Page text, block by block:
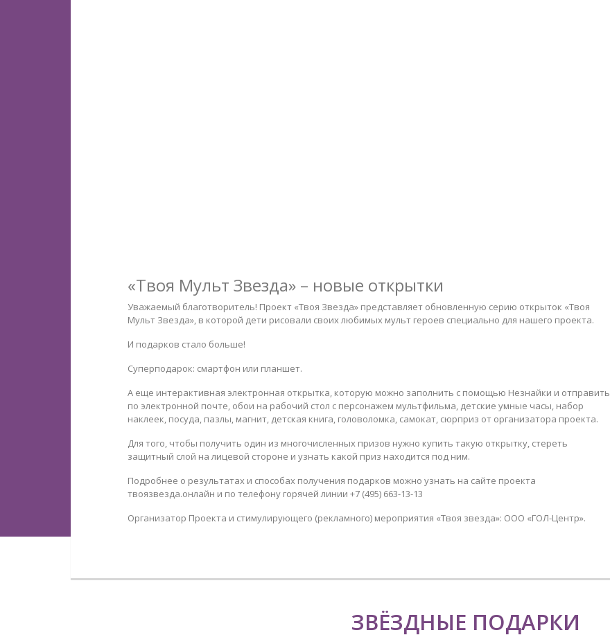
«Твоя Мульт Звезда» – новые открытки
Уважаемый благотворитель! Проект «Твоя Звезда» представляет обновленную серию открыток «Твоя
Мульт Звезда», в которой дети рисовали своих любимых мульт героев специально для нашего проекта.
И подарков стало больше!
Суперподарок: смартфон или планшет.
А еще интерактивная электронная открытка, которую можно заполнить с помощью Незнайки и отправить
по электронной почте, обои на рабочий стол с персонажем мультфильма, детские умные часы, набор
наклеек, посуда, пазлы, магнит, детская книга, головоломка, самокат, сюрприз от организатора проекта.
Для того, чтобы получить один из многочисленных призов нужно купить такую открытку, стереть
защитный слой на лицевой стороне и узнать какой приз находится под ним.
Подробнее о результатах и способах получения подарков можно узнать на сайте проекта
твоязвезда.онлайн и по телефону горячей линии +7 (495) 663-13-13
Организатор Проекта и стимулирующего (рекламного) мероприятия «Твоя звезда»: ООО «ГОЛ-Центр».
ЗВЁЗДНЫЕ ПОДАРКИ